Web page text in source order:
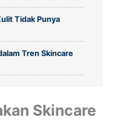
Tidak Punya
Tren Skincare
Skincare